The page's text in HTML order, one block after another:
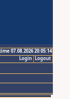
07.08.2026 20:05:14
Logout
Login